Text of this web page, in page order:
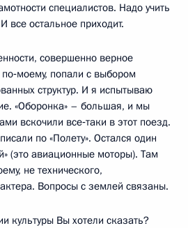
специалистов. Надо учить
все остальное приходит.
совершенно верное
попали с выбором
структур. И я испытываю
«Оборонка» – большая, и мы
вскочили все‑таки в этот поезд.
по «Полету». Остался один
(это авиационные моторы). Там
не технического,
Вопросы с землей связаны.
культуры Вы хотели сказать?